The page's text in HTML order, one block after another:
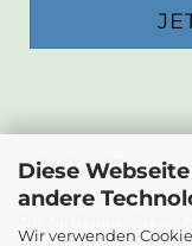
Diese
andere
Wir verwenden
KONTAKT
Die Papierwerkstatt
2232 Deutsch-Wagram